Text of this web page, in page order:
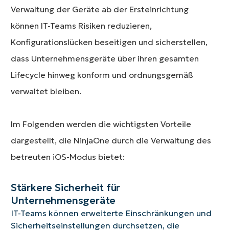
Verwaltung der Geräte ab der Ersteinrichtung
können IT-Teams Risiken reduzieren,
Konfigurationslücken beseitigen und sicherstellen,
dass Unternehmensgeräte über ihren gesamten
Lifecycle hinweg konform und ordnungsgemäß
verwaltet bleiben.
Im Folgenden werden die wichtigsten Vorteile
dargestellt, die NinjaOne durch die Verwaltung des
betreuten iOS-Modus bietet:
Stärkere Sicherheit für
Unternehmensgeräte
IT-Teams können erweiterte Einschränkungen und
Sicherheitseinstellungen durchsetzen, die